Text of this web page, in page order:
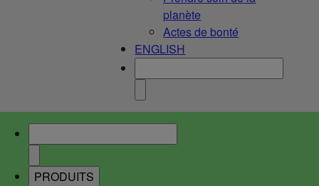
planète
Actes de bonté
ENGLISH
PRODUITS